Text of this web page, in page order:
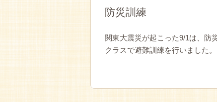
防災訓練
関東大震災が起こった9/1は、防
クラスで避難訓練を行いました